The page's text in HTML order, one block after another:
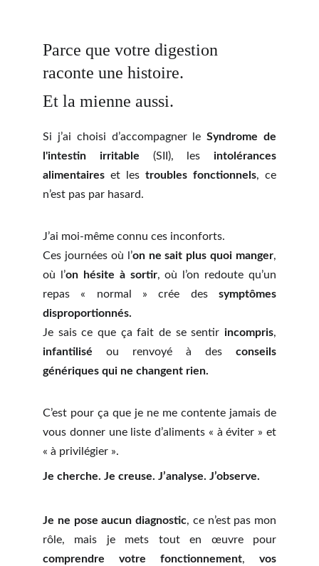
Parce que votre digestion
raconte une histoire.
Et la mienne aussi.
Si j’ai choisi d’accompagner leSyndrome de
l'intestin irritable (SII), les intolérances
alimentaires et les troubles fonctionnels, ce
n’est pas par hasard.
J’ai moi-même connu ces inconforts.
Ces journées où l’on ne sait plus quoi manger,
où l’on hésite à sortir, où l’on redoute qu’un
repas « normal » crée des symptômes
disproportionnés.
Je sais ce que ça fait de se sentir incompris,
infantilisé ou renvoyé à des conseils
génériques qui ne changent rien.
C’est pour ça que je ne me contente jamais de
vous donner une liste d’aliments « à éviter » et
« à privilégier ».
Je cherche. Je creuse. J’analyse. J’observe.
Je ne pose aucun diagnostic, ce n’est pas mon
rôle, mais je mets tout en œuvre pour
comprendre votre fonctionnement, vos